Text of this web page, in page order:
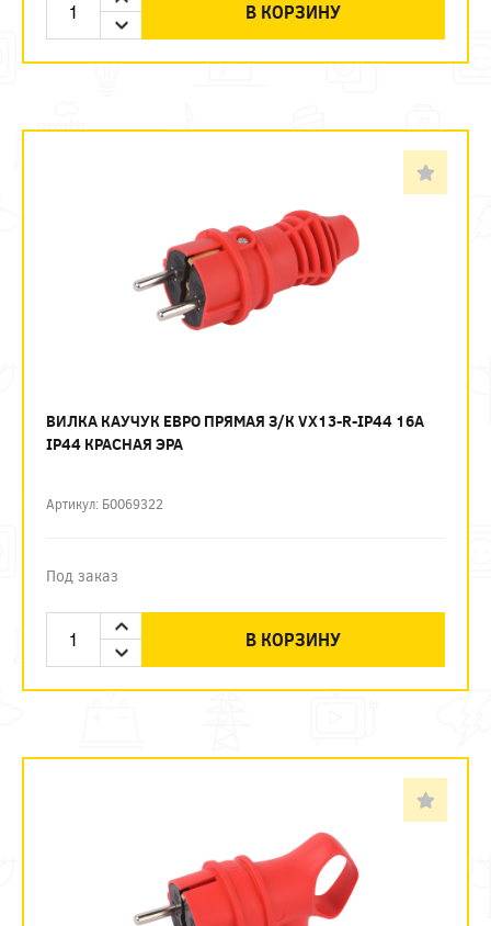
В КОРЗИНУ
ВИЛКА КАУЧУК ЕВРО ПРЯМАЯ З/К VX13-R-IP44 16А
IP44 КРАСНАЯ ЭРА
Артикул: Б0069322
Под заказ
В КОРЗИНУ